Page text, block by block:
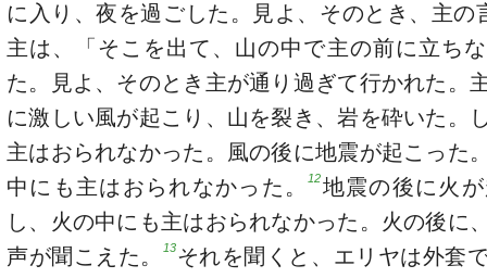
に入り、夜を過ごした。見よ、そのとき、主の
主は、「そこを出て、山の中で主の前に立ち
た。見よ、そのとき主が通り過ぎて行かれた。
に激しい風が起こり、山を裂き、岩を砕いた。
主はおられなかった。風の後に地震が起こった
中にも主はおられなかった。12地震の後に火
し、火の中にも主はおられなかった。火の後に
声が聞こえた。
13それを聞くと、エリヤは外套